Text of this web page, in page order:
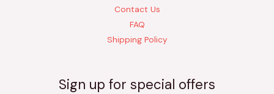
Contact Us
FAQ
Shipping Policy
Sign up for special offers